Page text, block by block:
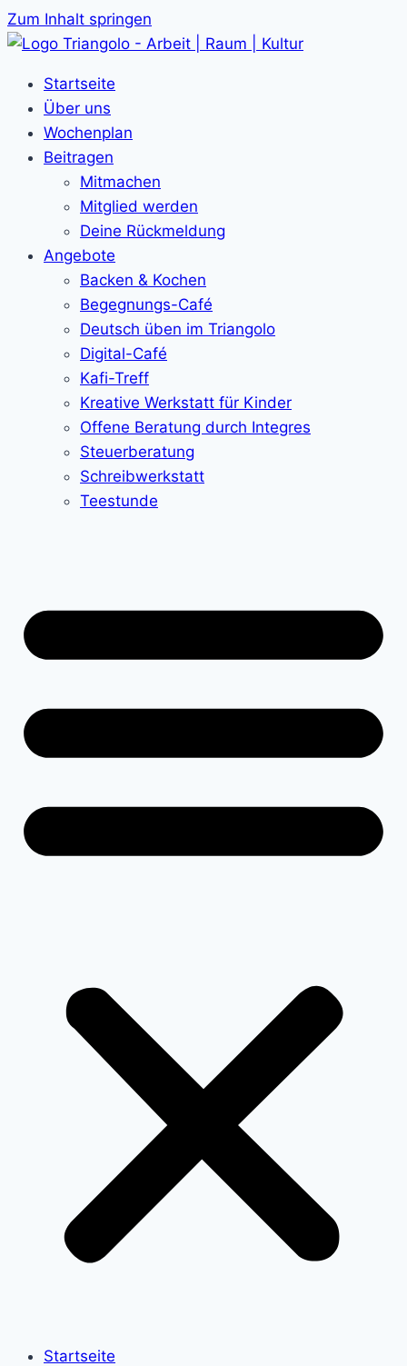
Zum Inhalt springen
Startseite
Über uns
Wochenplan
Beitragen
Mitmachen
Mitglied werden
Deine Rückmeldung
Angebote
Backen & Kochen
Begegnungs-Café
Deutsch üben im Triangolo
Digital-Café
Kafi-Treff
Kreative Werkstatt für Kinder
Offene Beratung durch Integres
Steuerberatung
Schreibwerkstatt
Teestunde
Startseite